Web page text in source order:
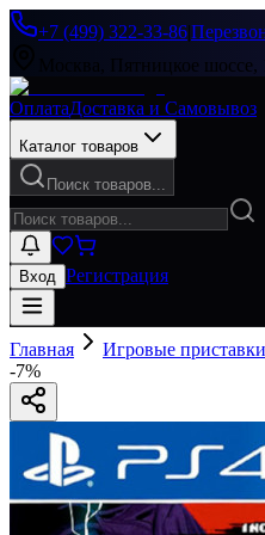
+7 (499) 322-33-86|
Москва, Пятницкое
ОплатаДоставка и Самовывоз
Каталог товаров
Поиск товаров...
Вход Регистрация
Главная Игровые приставки
-7%